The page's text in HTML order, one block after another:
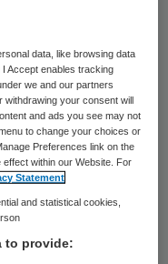
pensioen als
een peiling van
de toekomst
aan door
als dat
data, like browsing data
Accept enables tracking
we and our partners
withdrawing your consent will
and ads you see may not
to change your choices or
Preferences link on the
within our Website. For
Statement
and statistical cookies,
to provide: